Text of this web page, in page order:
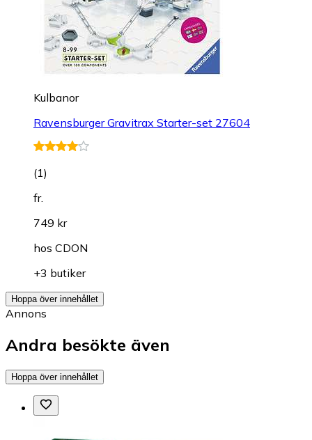
Kulbanor
Ravensburger Gravitrax Starter-set 27604
(1)
fr.
749 kr
hos CDON
+3 butiker
Hoppa över innehållet
Annons
Andra besökte även
Hoppa över innehållet